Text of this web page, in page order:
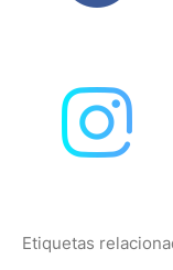
Etiquetas